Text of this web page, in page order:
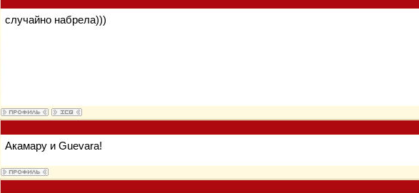
случайно набрела)))
Акамару и Guevara!